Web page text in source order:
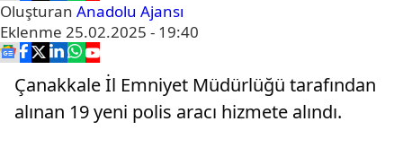
Oluşturan Anadolu Ajansı
Eklenme 25.02.2025 - 19:40
Çanakkale İl Emniyet Müdürlüğü tarafından
alınan 19 yeni polis aracı hizmete alındı.